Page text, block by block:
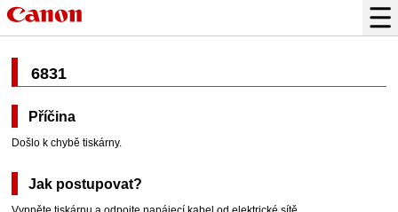
6831
Příčina
Došlo k chybě tiskárny.
Jak postupovat?